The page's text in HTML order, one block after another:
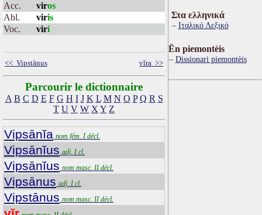
Acc.
viros
Abl.
viris
Voc.
viri
<< Vipstānus vĭra >>
Parcourir le dictionnaire
A B C D E F G H I J K L M N O P Q R S
T U V W X Y Z
Vipsānĭa nom fém. I décl.
Vipsānĭus adj. I cl.
Vipsānĭus nom masc. II décl.
Vipsānus adj. I cl.
Vipstānus nom masc. II décl.
Στα ελληνικά
Ιταλικό Λεξικό
Ën piemontèis
Dissionari piemontèis